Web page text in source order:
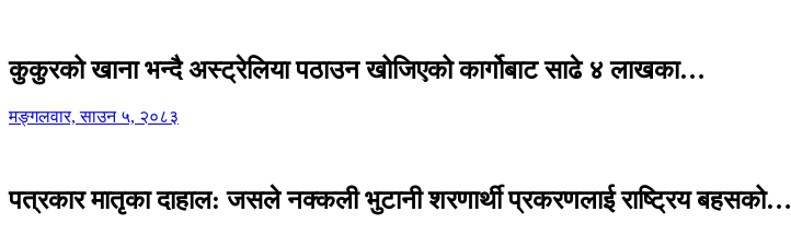
कुकुरको खाना भन्दै अस्ट्रेलिया पठाउन खोजिएको कार्गोबाट साढे ४ लाखका…
मङ्गलवार, साउन ५, २०८३
पत्रकार मातृका दाहाल: जसले नक्कली भुटानी शरणार्थी प्रकरणलाई राष्ट्रिय बहसको…